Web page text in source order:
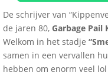
Kids
-
Big
Box
De schrijver van
de jaren 80, Garbage Pail
Welkom in het stadje
samen in een vervallen
hebben om enorm veel